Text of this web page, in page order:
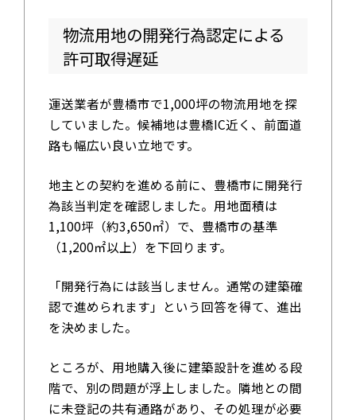
物流用地の開発行為認定による
許可取得遅延
運送業者が豊橋市で1,000坪の物流用地を探
していました。候補地は豊橋IC近く、前面道
路も幅広い良い立地です。
地主との契約を進める前に、豊橋市に開発行
為該当判定を確認しました。用地面積は
1,100坪（約3,650㎡）で、豊橋市の基準
（1,200㎡以上）を下回ります。
「開発行為には該当しません。通常の建築確
認で進められます」という回答を得て、進出
を決めました。
ところが、用地購入後に建築設計を進める段
階で、別の問題が浮上しました。隣地との間
に未登記の共有通路があり、その処理が必要